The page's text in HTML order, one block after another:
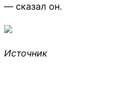
— сказал он.
Источник